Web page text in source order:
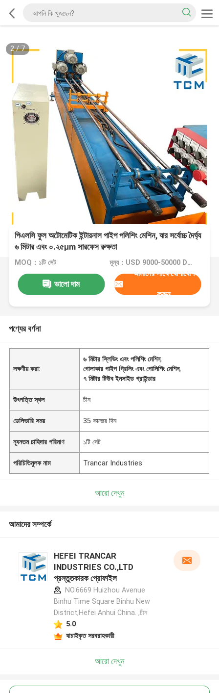
2/7
পিএলসি ফুল অটোমেটিক ইন্টারনাল পাইপ পলিশিং মেশিন, যার সর্বোচ্চ দৈর্ঘ্য
৬ মিটার এবং ০.২৫μm সারফেস রুক্ষতা
MOQ：১টি সেট মূল্য：USD 9000-50000 Dollar per set
ভালো দাম
আমাদের সাথে যোগাযোগ
করুন
পণ্যের বর্ণনা
লক্ষণীয় করা:
৬ মিটার স্লিভিং এবং পলিশিং মেশিন,
গোলাকার পাইপ গ্রিলিং এবং পোলিশিং মেশিন,
৭ মিটার টিউব ইনসাইড গ্রাইন্ডার
উৎপত্তি স্থল চীন
ডেলিভারি সময় 35 কাজের দিন
ন্যূনতম চাহিদার পরিমাণ ১টি সেট
পরিচিতিমুলক নাম Trancar Industries
আরো দেখুন
আমাদের সম্পর্কে
HEFEI TRANCAR
INDUSTRIES CO.,LTD
প্রস্তুতকারক প্রোফাইল
NO.6669 Huizhou Avenue
Binhu Time Square Binhu New
District,Hefei Anhui China. ,চীন
5.0
যাচাইকৃত সরবরাহকারী
আরো দেখুন